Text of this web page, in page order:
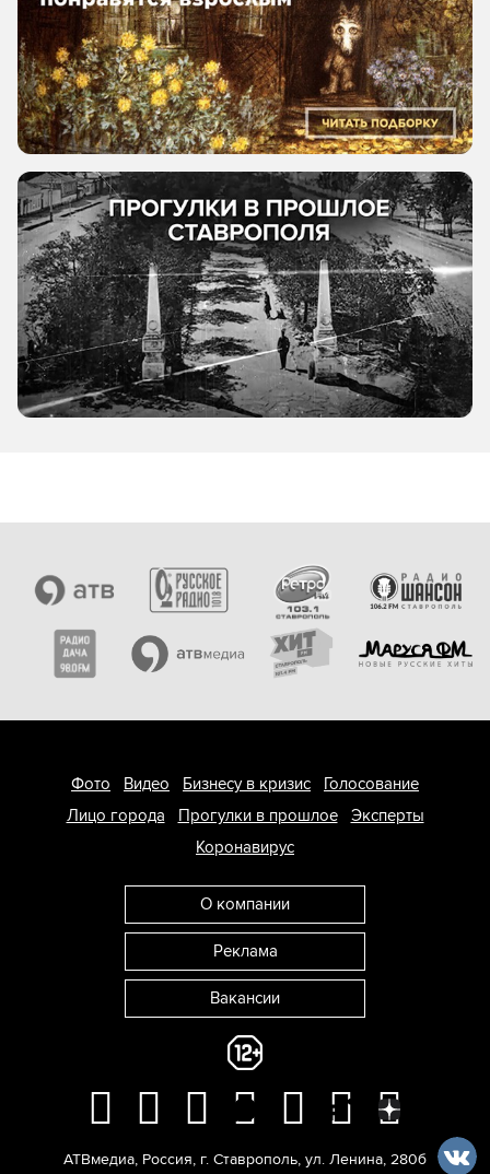
Фото Видео Бизнесу в кризис
Голосование
Лицо города
Прогулки в прошлое
Эксперты
Коронавирус
О компании
Реклама
Вакансии
АТВмедиа, Россия, г. Ставрополь, ул. Ленина, 280б